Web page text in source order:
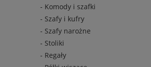
- Komody i szafki
- Szafy i kufry
- Szafy narożne
- Stoliki
- Regały